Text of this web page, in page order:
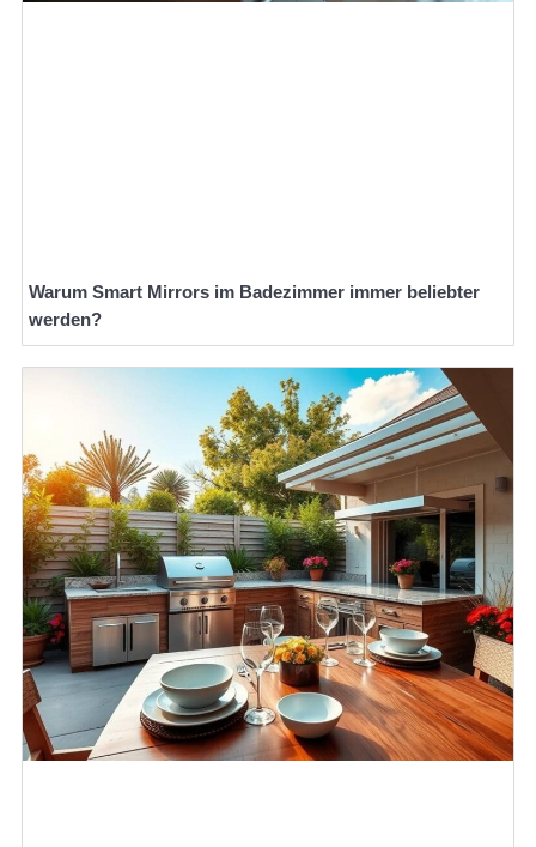
Warum Smart Mirrors im Badezimmer immer beliebter
werden?